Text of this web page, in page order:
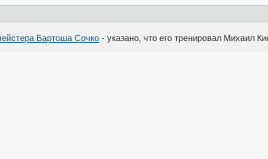
Бартоша Сочко - указано, что его тренировал Михаил